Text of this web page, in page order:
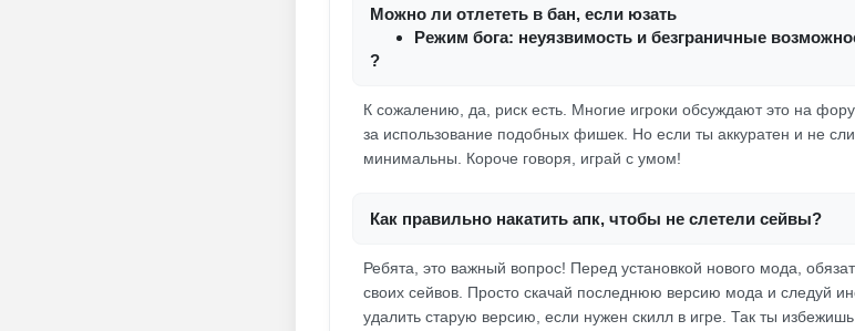
Можно ли отлететь в бан, если юзать
Режим бога: неуязвимость и безграничные
?
К сожалению, да, риск есть. Многие игроки обсуждают это на
за использование подобных фишек. Но если ты аккуратен и не
минимальны. Короче говоря, играй с умом!
Как правильно накатить апк, чтобы не слетели сейвы?
Ребята, это важный вопрос! Перед установкой нового мода,
своих сейвов. Просто скачай последнюю версию мода и следуй
удалить старую версию, если нужен скилл в игре. Так ты